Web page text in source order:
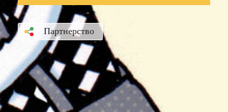
Партнерство